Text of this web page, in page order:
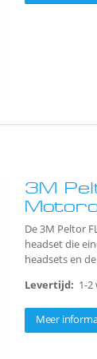
3M
De 3M Peltor
headset die
headsets en
Levertijd: 1-2
Meer